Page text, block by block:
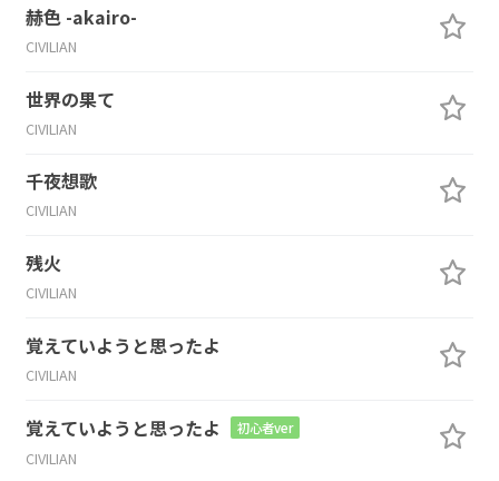
赫色 -akairo-
CIVILIAN
世界の果て
CIVILIAN
千夜想歌
CIVILIAN
残火
CIVILIAN
覚えていようと思ったよ
CIVILIAN
覚えていようと思ったよ 初心者ver
CIVILIAN